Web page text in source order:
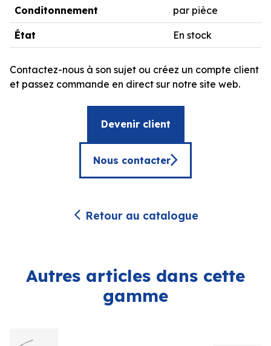
Conditonnement par pièce
État En stock
Contactez-nous à son sujet ou créez un compte client
et passez commande en direct sur notre site web.
Devenir client
Nous contacter
Retour au catalogue
Autres articles dans cette
gamme